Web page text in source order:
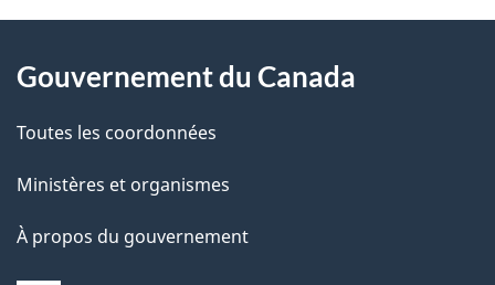
D
t
a
l
s
propos
ce
site
Gouvernement du Canada
Toutes les coordonnées
Ministères et organismes
À propos du gouvernement